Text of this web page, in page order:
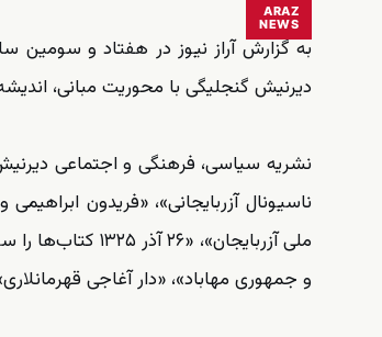
ARAZ
NEWS
به گزارش آراز نیوز در هفتاد و سومین
دیرنیش گنجلیگی با محوریت مبانی،
نشریه سیاسی، فرهنگی و اجتماعی
ناسیونال آزربایجانی»، «فریدون
ملی
و جمهوری مهاباد»، «دار آغاجی